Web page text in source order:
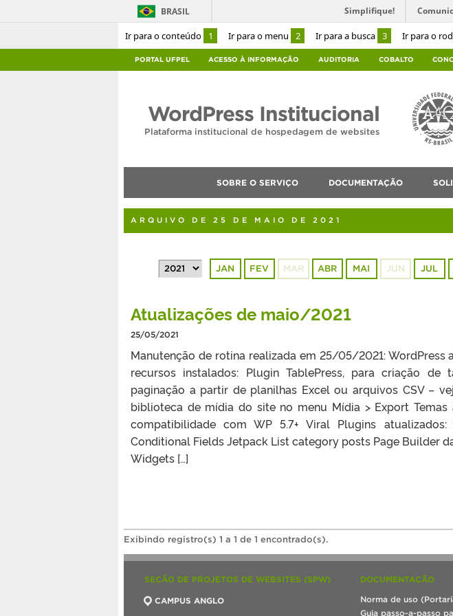
Ir para o conteúdo 1 Ir para o menu 2 Ir para a busca 3 Ir para o
BRASIL Simplifique!
PORTAL UFPEL ACESSO À INFORMAÇÃO AUDITORIA COBALTO
WordPress Institucional
Plataforma institucional de hospedagem de websites
SOBRE O SERVIÇO DOCUMENTAÇÃO
ARQUIVO DE 25 DE MAIO DE 2021
JAN FEV MAR ABR MAI JUN JUL
Atualizações de maio/2021
25/05/2021
Manutenção de rotina realizada em 25/05/2021: WordPress
recursos instalados: Plugin TablePress, para criação
paginação a partir de planilhas Excel ou arquivos CSV –
biblioteca de mídia do site no menu Mídia > Export Temas
compatibilidade com WP 5.7+ Viral Plugins
Conditional Fields Jetpack List category posts Page Builder
Widgets […]
Exibindo registro(s) 1 a 1 de 1 encontrado(s).
SEÇÃO DE PROJETOS DE WEBSITES (SPW)
CAMPUS ANGLO
DOCUMENTAÇÃO
Norma de uso
Guia passo-a-passo